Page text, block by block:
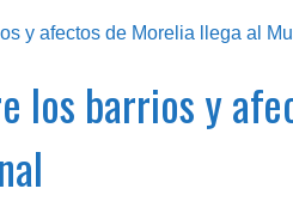
los barrios y